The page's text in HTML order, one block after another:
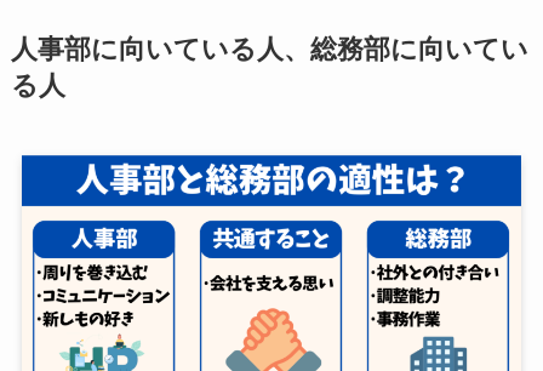
人事部に向いている人、総務部に向いてい
る人